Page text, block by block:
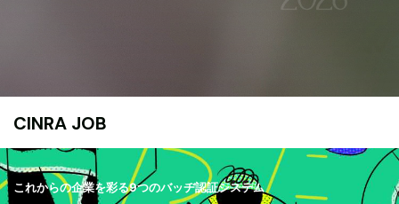
CINRA JOB
これからの企業を彩る9つのバッヂ認証システム